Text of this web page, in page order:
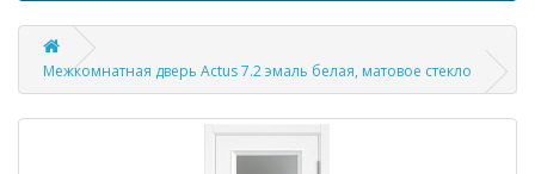
Межкомнатная дверь Actus 7.2 эмаль белая, матовое стекло